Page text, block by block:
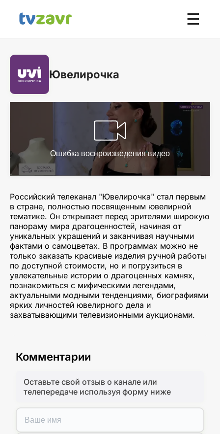
☰
Ювелирочка
Российский телеканал "Ювелирочка" стал первым
в стране, полностью посвященным ювелирной
тематике. Он открывает перед зрителями широкую
панораму мира драгоценностей, начиная от
уникальных украшений и заканчивая научными
фактами о самоцветах. В программах можно не
только заказать красивые изделия ручной работы
по доступной стоимости, но и погрузиться в
увлекательные истории о драгоценных камнях,
познакомиться с мифическими легендами,
актуальными модными тенденциями, биографиями
ярких личностей ювелирного дела и
захватывающими телевизионными аукционами.
Комментарии
Оставьте свой отзыв о канале или
телепередаче используя форму ниже